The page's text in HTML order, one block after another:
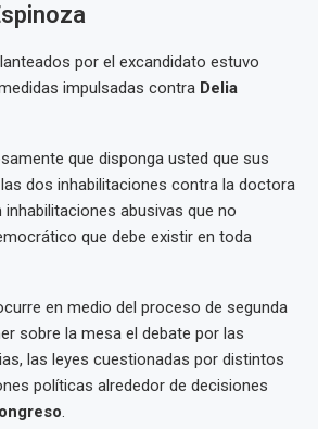
por el excandidato estuvo
impulsadas contra Delia
que disponga usted que sus
dos inhabilitaciones contra la doctora
inhabilitaciones abusivas que no
que debe existir en toda
en medio del proceso de segunda
sobre la mesa el debate por las
las leyes cuestionadas por distintos
políticas alrededor de decisiones
.